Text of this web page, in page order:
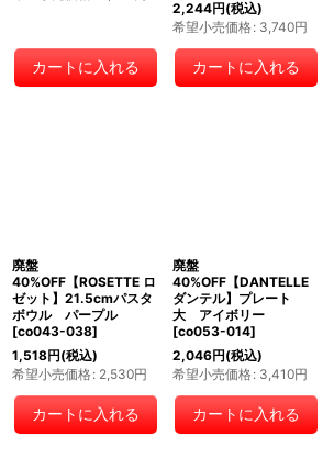
カートに入れる
2,244円(税込)
希望小売価格: 3,740円
カートに入れる
廃盤
40%OFF【ROSETTE ロ
ゼット】21.5cmパスタ
ボウル パープル
[co043-038]
1,518円(税込)
希望小売価格: 2,530円
カートに入れる
廃盤
40%OFF【DANTELLE
ダンテル】プレート
大 アイボリー
[co053-014]
2,046円(税込)
希望小売価格: 3,410円
カートに入れる